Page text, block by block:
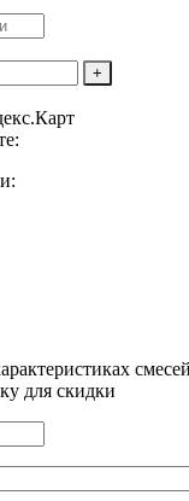
+
для скидки